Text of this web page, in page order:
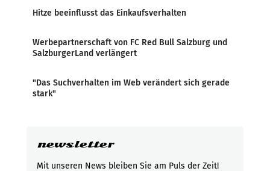
Hitze beeinflusst das Einkaufsverhalten
Werbepartnerschaft von FC Red Bull Salzburg und
SalzburgerLand verlängert
"Das Suchverhalten im Web verändert sich gerade
stark"
newsletter
Mit unseren News bleiben Sie am Puls der Zeit!